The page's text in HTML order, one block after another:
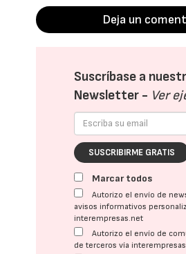
Deja un
Suscríbase a
Newsletter - Ver
SUSCRIBIRME GRATIS
Marcar todos
Autorizo el envío de
avisos informativos
interempresas.net
Autorizo el envío de
de terceros vía